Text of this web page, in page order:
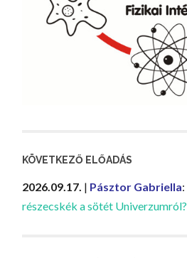
KÖVETKEZŐ ELŐADÁS
2026.09.17. | Pásztor Gabriella:
részecskék a sötét Univerzumról?